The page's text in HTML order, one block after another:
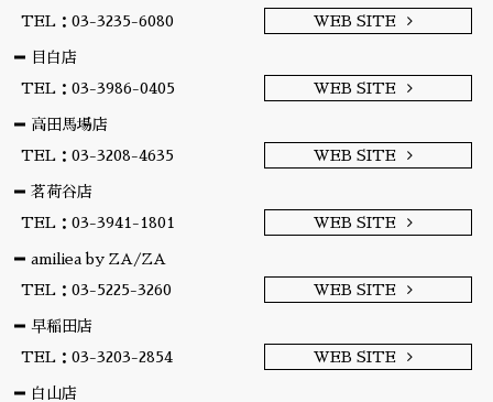
TEL：03-3235-6080
WEB SITE
目白店
TEL：03-3986-0405
WEB SITE
高田馬場店
TEL：03-3208-4635
WEB SITE
茗荷谷店
TEL：03-3941-1801
WEB SITE
amiliea by ZA/ZA
TEL：03-5225-3260
WEB SITE
早稲田店
TEL：03-3203-2854
WEB SITE
白山店